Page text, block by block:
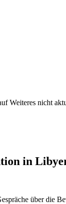
Weiteres nicht
in
über die